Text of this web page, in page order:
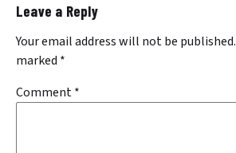
Leave a Reply
Your email address will not be published.
marked *
Comment*